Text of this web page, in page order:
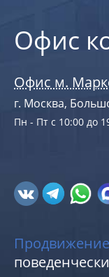
Офис
Офис м.
г. Москва,
Пн - Пт с 10:00 до